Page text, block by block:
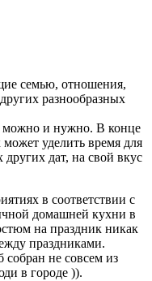
семью, отношения,
разнообразных
можно и нужно. В конце
уделить время для
дат, на свой вкус
в соответствии с
домашней кухни в
на праздник никак
праздниками.
собран не совсем из
в городе )).